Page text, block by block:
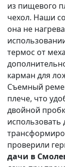
из пищевого
чехол. Наши
она не
термос от
карман для
Съемный
плече, что
двойной
использовать
проверили
дачи в